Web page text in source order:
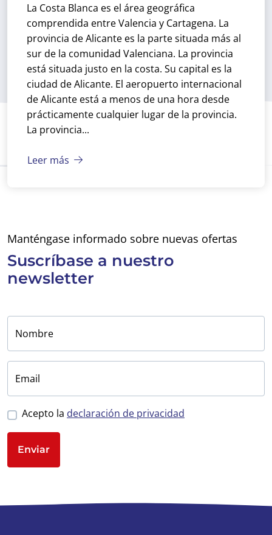
La Costa Blanca es el área geográfica
comprendida entre Valencia y Cartagena. La
provincia de Alicante es la parte situada más al
sur de la comunidad Valenciana. La provincia
está situada justo en la costa. Su capital es la
ciudad de Alicante. El aeropuerto internacional
de Alicante está a menos de una hora desde
prácticamente cualquier lugar de la provincia.
La provincia...
Leer más
Manténgase informado sobre nuevas ofertas
Suscríbase a nuestro
newsletter
Nombre
Email
Acepto la declaración de privacidad
Enviar